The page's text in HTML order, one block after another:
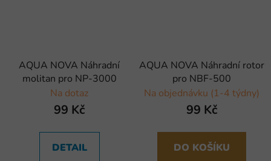
AQUA NOVA Náhradní
molitan pro NP-3000
Na dotaz
99 Kč
DETAIL
AQUA NOVA Náhradní rotor
pro NBF-500
Na objednávku (1-4 týdny)
99 Kč
DO KOŠÍKU